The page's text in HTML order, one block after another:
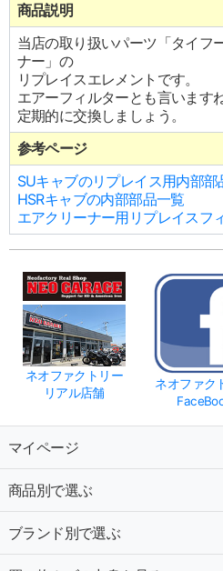
商品説明
当店の取り扱いパーツ「タイフ
ナー」の
リプレイスエレメントです。
エアーフィルターとも言いますね
定期的に交換しましょう。
参考ページ
SUキャブのリプレイス用内部部
HSRキャブの内部部品一覧
エアクリーナー用リプレイスフ
ネオファクトリー
リアル店舗
ネオファク
マイページ
商品別で選ぶ
ブランド別で選ぶ